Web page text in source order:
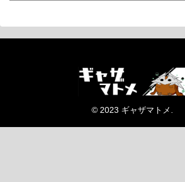
© 2023 ギャザマトメ.